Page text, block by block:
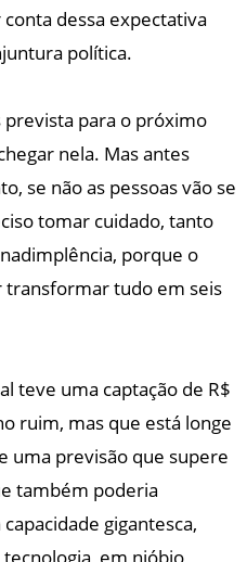
dessa expectativa
política.
para o próximo
nela. Mas antes
se não as pessoas vão se
tomar cuidado, tanto
porque o
transformar tudo em seis
teve uma captação de R$
ruim, mas que está longe
uma previsão que supere
também poderia
gigantesca,